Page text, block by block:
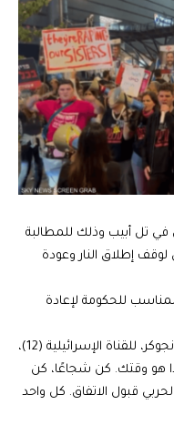
تل أبيب وذلك للمطالبة
إطلاق النار وعودة
للحكومة لإعادة
وقالت والدة الرهينة ماتان زانجوكر إيناف زانجوكر، للقناة الإسرائيلية (12)،
هو وقتك. كن شجاعًا، كن
قبول الاتفاق. كل واحد